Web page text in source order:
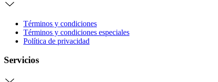
Términos y condiciones
Términos y condiciones especiales
Política de privacidad
Servicios